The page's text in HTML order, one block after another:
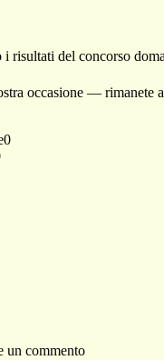
risultati del concorso
occasione — rimanete
0
un commento